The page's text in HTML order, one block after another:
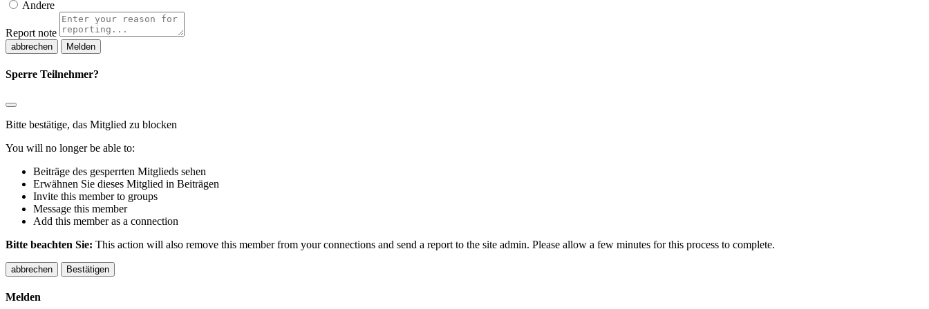
Andere
Report note
Melden
Sperre Teilnehmer?
Bitte bestätige, das Mitglied zu blocken
You will no longer be able to:
Beiträge des gesperrten Mitglieds sehen
Erwähnen Sie dieses Mitglied in Beiträgen
Invite this member to groups
Message this member
Add this member as a connection
Bitte beachten Sie: This action will also remove this member from your connections and send a report to the site admin. Please allow a few minutes for this process to complete.
Bestätigen
Melden